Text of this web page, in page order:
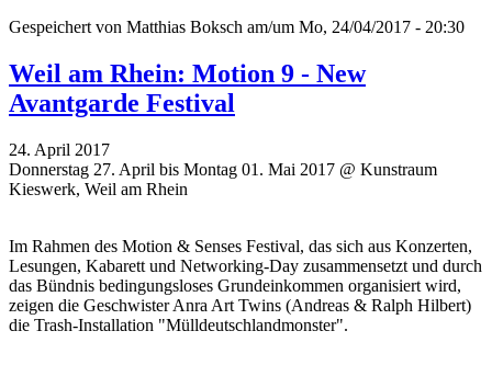
Gespeichert von Matthias Boksch am/um Mo, 24/04/2017 - 20:30
Weil am Rhein: Motion 9 - New
Avantgarde Festival
24. April 2017
Donnerstag 27. April bis Montag 01. Mai 2017 @ Kunstraum
Kieswerk, Weil am Rhein
Im Rahmen des Motion & Senses Festival, das sich aus Konzerten,
Lesungen, Kabarett und Networking-Day zusammensetzt und durch
das Bündnis bedingungsloses Grundeinkommen organisiert wird,
zeigen die Geschwister Anra Art Twins (Andreas & Ralph Hilbert)
die Trash-Installation "Mülldeutschlandmonster".